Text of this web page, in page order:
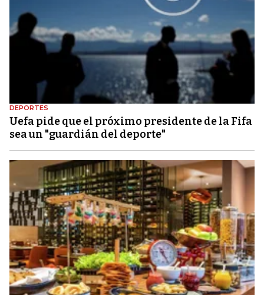
DEPORTES
Uefa pide que el próximo presidente de la Fifa
sea un "guardián del deporte"